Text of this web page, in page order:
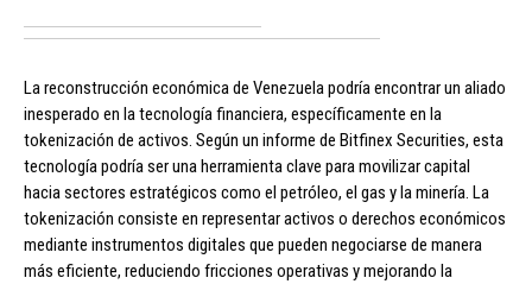
La reconstrucción económica de Venezuela podría encontrar un aliado
inesperado en la tecnología financiera, específicamente en la
tokenización de activos. Según un informe de Bitfinex Securities, esta
tecnología podría ser una herramienta clave para movilizar capital
hacia sectores estratégicos como el petróleo, el gas y la minería. La
tokenización consiste en representar activos o derechos económicos
mediante instrumentos digitales que pueden negociarse de manera
más eficiente, reduciendo fricciones operativas y mejorando la